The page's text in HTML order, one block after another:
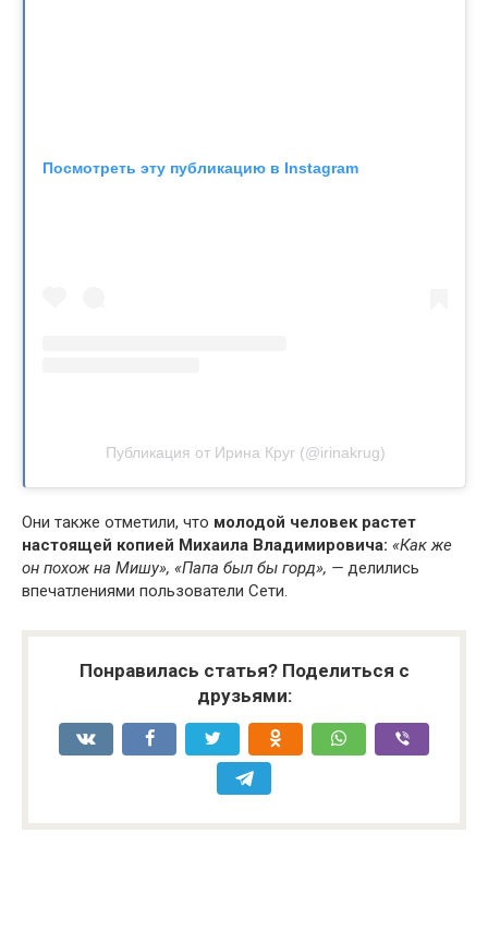
Посмотреть эту публикацию в Instagram
Публикация от Ирина Круг (@irinakrug)
Они также отметили, что молодой человек растет
настоящей копией Михаила Владимировича: «Как же
он похож на Мишу», «Папа был бы горд», — делились
впечатлениями пользователи Сети.
Понравилась статья? Поделиться с
друзьями: